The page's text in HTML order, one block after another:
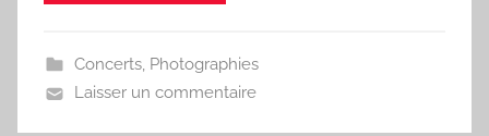
Concerts, Photographies
Laisser un commentaire